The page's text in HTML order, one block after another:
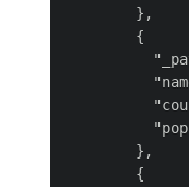
        },
        {
        },
        {